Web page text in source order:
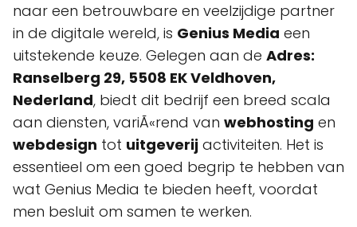
naar een betrouwbare en veelzijdige partner
in de digitale wereld, is Genius Media een
uitstekende keuze. Gelegen aan de Adres:
Ranselberg 29, 5508 EK Veldhoven,
Nederland, biedt dit bedrijf een breed scala
aan diensten, variÃ«rend van webhosting en
webdesign tot uitgeverij activiteiten. Het is
essentieel om een goed begrip te hebben van
wat Genius Media te bieden heeft, voordat
men besluit om samen te werken.